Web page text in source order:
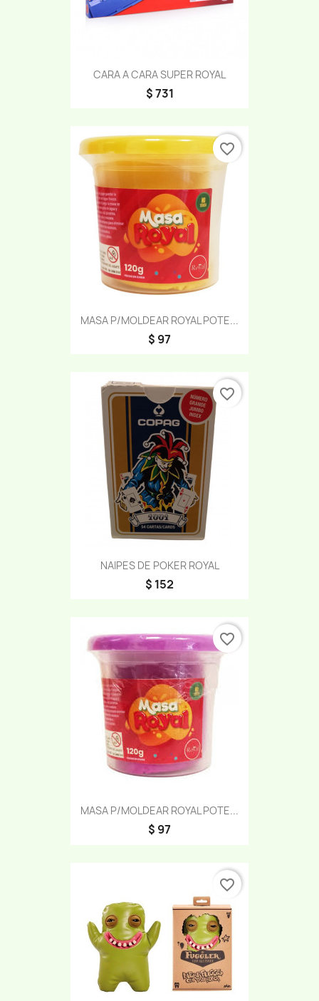
CARA A CARA SUPER ROYAL
$ 731
MASA P/MOLDEAR ROYAL POTE...
$ 97
favorite_border
NAIPES DE POKER ROYAL
$ 152
favorite_border
MASA P/MOLDEAR ROYAL POTE...
$ 97
favorite_border
favorite_border